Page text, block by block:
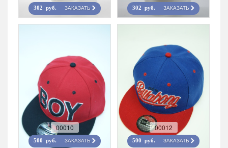
302 руб. ЗАКАЗАТЬ 302 руб. ЗАКАЗАТЬ
00010
500 руб. ЗАКАЗАТЬ
00012
500 руб. ЗАКАЗАТЬ